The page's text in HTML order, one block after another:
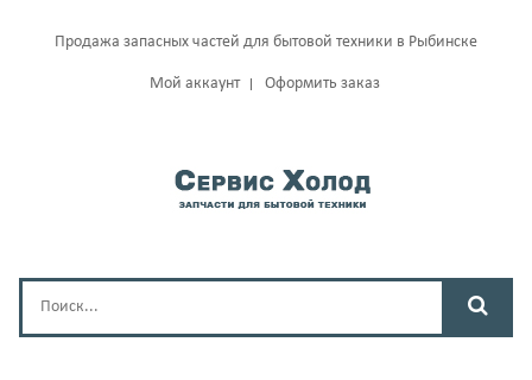
Продажа запасных частей для бытовой техники в Рыбинске
Мой аккаунт Оформить заказ